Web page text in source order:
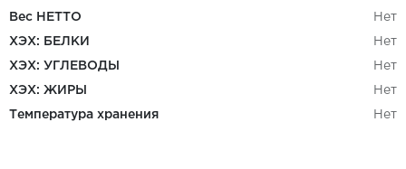
Вес НЕТТО Нет
ХЭХ: БЕЛКИ Нет
ХЭХ: УГЛЕВОДЫ Нет
ХЭХ: ЖИРЫ Нет
Температура хранения Нет